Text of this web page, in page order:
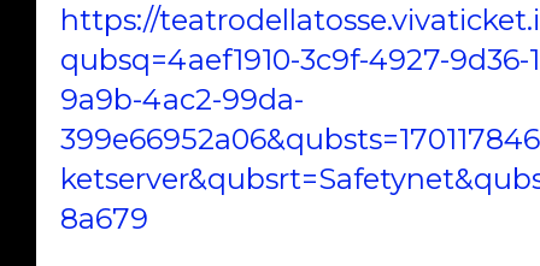
https://
qubsq=4aef1910-3c9f-4927-
9a9b-4ac2-99da-
8a679